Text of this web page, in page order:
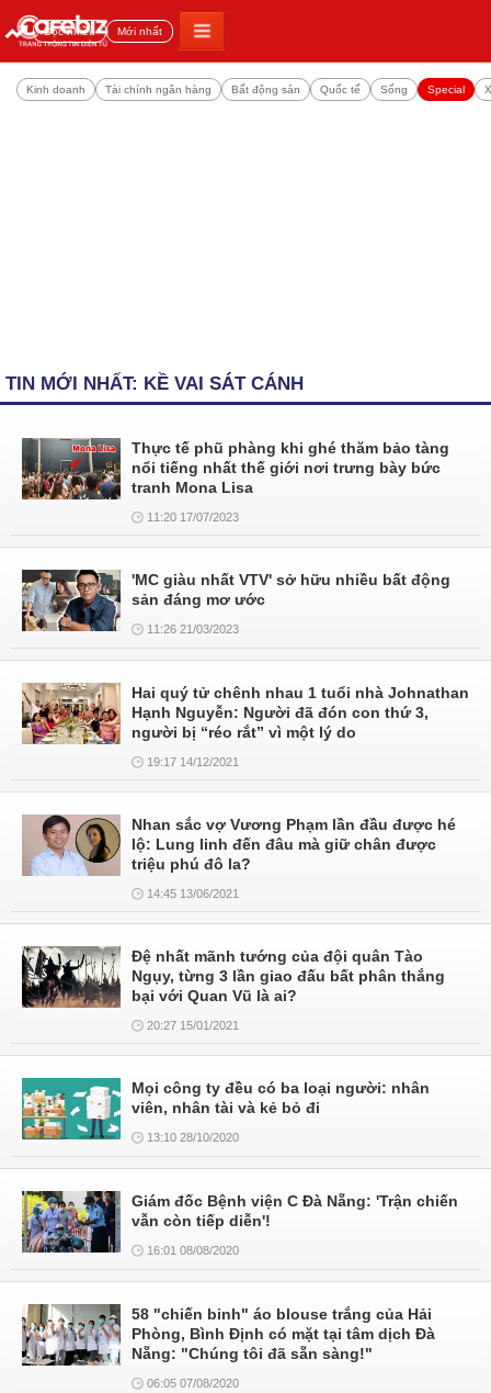
Đọc nhiều Mới nhất
Kinh doanh Tài chính ngân hàng Bất động sản Quốc tế Sống Special
TIN MỚI NHẤT: KỀ VAI SÁT CÁNH
Thực tế phũ phàng khi ghé thăm bảo tàng
nổi tiếng nhất thế giới nơi trưng bày bức
tranh Mona Lisa
11:20 17/07/2023
'MC giàu nhất VTV' sở hữu nhiều bất động
sản đáng mơ ước
11:26 21/03/2023
Hai quý tử chênh nhau 1 tuổi nhà Johnathan
Hạnh Nguyễn: Người đã đón con thứ 3,
người bị “réo rắt” vì một lý do
19:17 14/12/2021
Nhan sắc vợ Vương Phạm lần đầu được hé
lộ: Lung linh đến đâu mà giữ chân được
triệu phú đô la?
14:45 13/06/2021
Đệ nhất mãnh tướng của đội quân Tào
Ngụy, từng 3 lần giao đấu bất phân thắng
bại với Quan Vũ là ai?
20:27 15/01/2021
Mọi công ty đều có ba loại người: nhân
viên, nhân tài và kẻ bỏ đi
13:10 28/10/2020
Giám đốc Bệnh viện C Đà Nẵng: 'Trận chiến
vẫn còn tiếp diễn'!
16:01 08/08/2020
58 "chiến binh" áo blouse trắng của Hải
Phòng, Bình Định có mặt tại tâm dịch Đà
Nẵng: "Chúng tôi đã sẵn sàng!"
06:05 07/08/2020